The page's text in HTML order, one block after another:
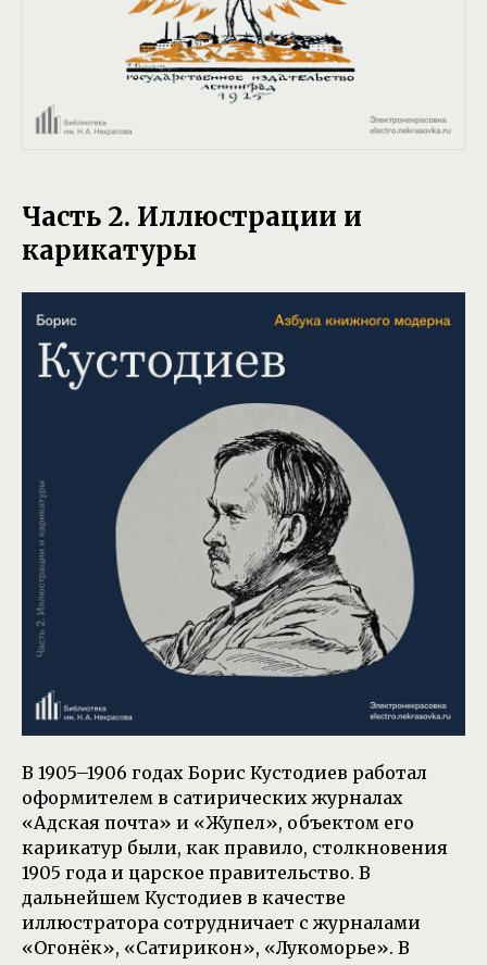
Часть 2. Иллюстрации и
карикатуры
В 1905–1906 годах Борис Кустодиев работал
оформителем в сатирических журналах
«Адская почта» и «Жупел», объектом его
карикатур были, как правило, столкновения
1905 года и царское правительство. В
дальнейшем Кустодиев в качестве
иллюстратора сотрудничает с журналами
«Огонёк», «Сатирикон», «Лукоморье». В